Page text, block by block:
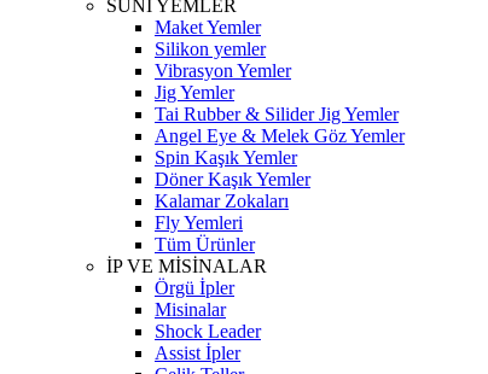
SUNİ YEMLER
Maket Yemler
Silikon yemler
Vibrasyon Yemler
Jig Yemler
Tai Rubber & Silider Jig Yemler
Angel Eye & Melek Göz Yemler
Spin Kaşık Yemler
Döner Kaşık Yemler
Kalamar Zokaları
Fly Yemleri
Tüm Ürünler
İP VE MİSİNALAR
Örgü İpler
Misinalar
Shock Leader
Assist İpler